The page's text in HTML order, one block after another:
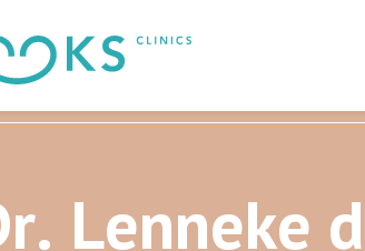
r. Lenneke d